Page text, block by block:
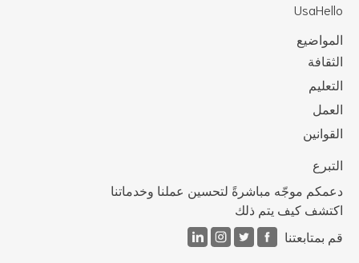
UsaHello
المواضيع
الثقافة
التعليم
العمل
القوانين
التبرع
دعمكم موجّه مباشرةً لتحسين عملنا وخدماتنا
اكتشف كيف يتم ذلك
قم بمتابعتنا